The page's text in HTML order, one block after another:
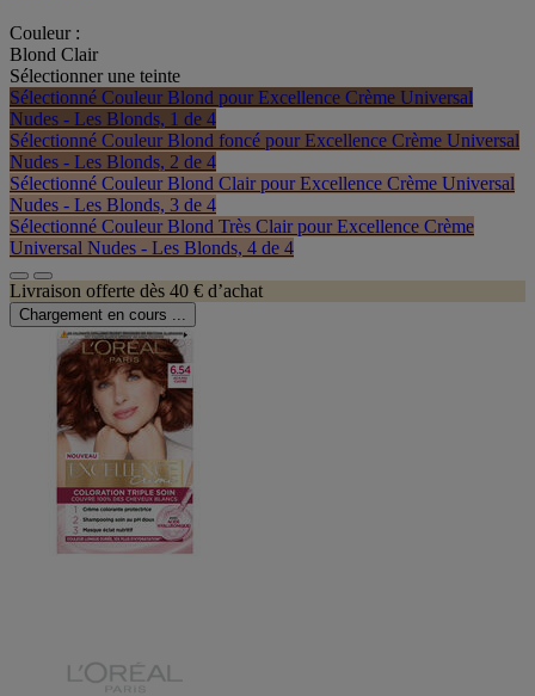
Couleur :
Blond Clair
Sélectionner une teinte
Sélectionné Couleur Blond pour Excellence Crème Universal
Nudes - Les Blonds, 1 de 4
Sélectionné Couleur Blond foncé pour Excellence Crème Universal
Nudes - Les Blonds, 2 de 4
Sélectionné Couleur Blond Clair pour Excellence Crème Universal
Nudes - Les Blonds, 3 de 4
Sélectionné Couleur Blond Très Clair pour Excellence Crème
Universal Nudes - Les Blonds, 4 de 4
Livraison offerte dès 40 € d’achat
Chargement en cours ...